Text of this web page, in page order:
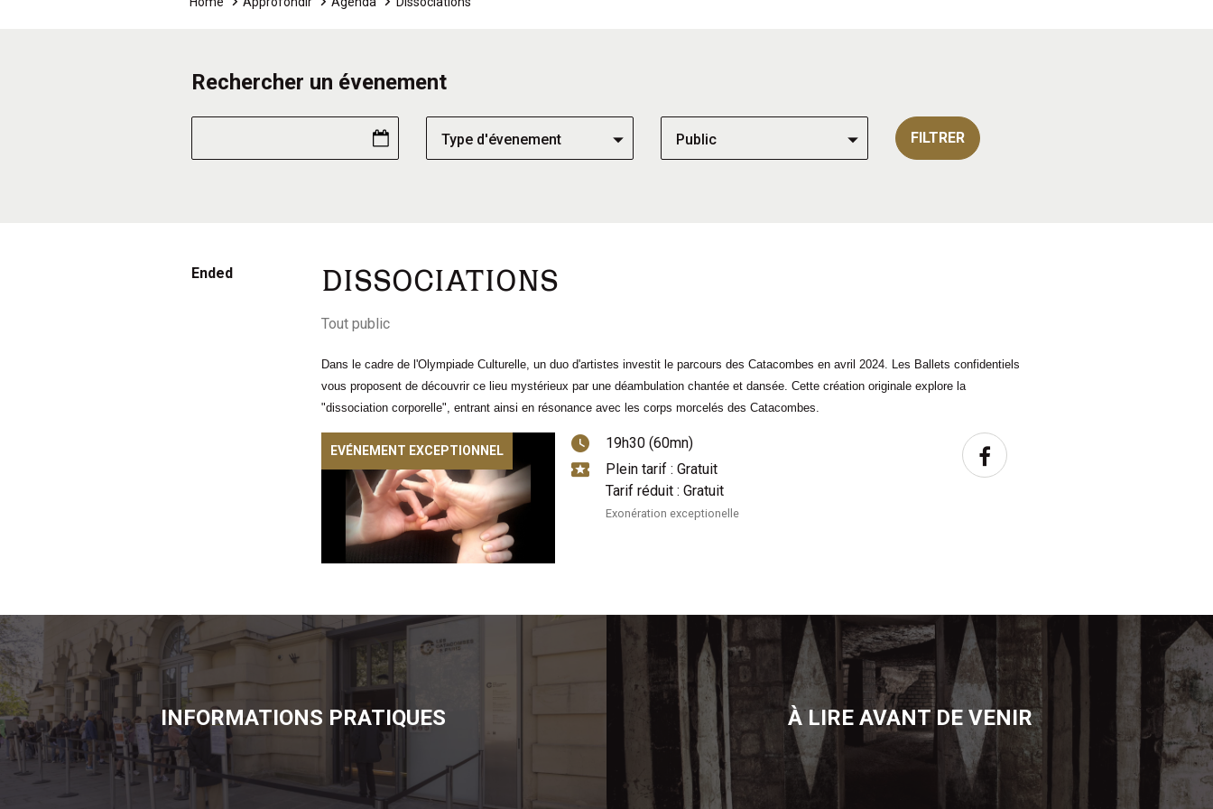
Recherche d'un événement
Rechercher un évenement
Type d'évenement Public FILTRER
Ended DISSOCIATIONS
Tout public
Dans le cadre de l'Olympiade Culturelle, un duo d'artistes investit le parcours des Catacombes en avril 2024. Les Ballets confidentiels
vous proposent de découvrir ce lieu mystérieux par une déambulation chantée et dansée. Cette création originale explore la
"dissociation corporelle", entrant ainsi en résonance avec les corps morcelés des Catacombes.
EVÉNEMENT EXCEPTIONNEL
19h30 (60mn)
Plein tarif : Gratuit
Tarif réduit : Gratuit
Exonération exceptionelle
PARTAGER SUR
INFORMATIONS PRATIQUES À LIRE AVANT DE VENIR